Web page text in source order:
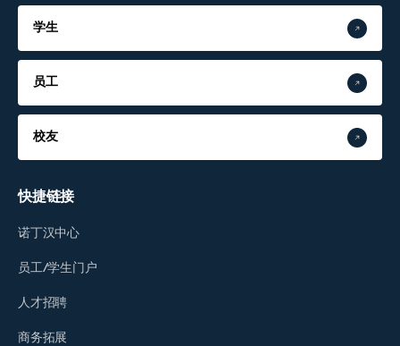
学生
员工
校友
快捷链接
诺丁汉中心
员工/学生门户
人才招聘
商务拓展